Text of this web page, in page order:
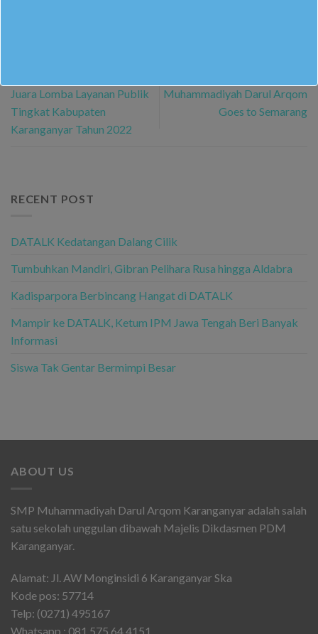
Juara Lomba Layanan Publik
Tingkat Kabupaten
Karanganyar Tahun 2022
Muhammadiyah Darul Arqom
Goes to Semarang
RECENT POST
DATALK Kedatangan Dalang Cilik
Tumbuhkan Mandiri, Gibran Pelihara Rusa hingga Aldabra
Kadisparpora Berbincang Hangat di DATALK
Mampir ke DATALK, Ketum IPM Jawa Tengah Beri Banyak
Informasi
Siswa Tak Gentar Bermimpi Besar
ABOUT US
SMP Muhammadiyah Darul Arqom Karanganyar adalah salah
satu sekolah unggulan dibawah Majelis Dikdasmen PDM
Karanganyar.
Alamat: Jl. AW Monginsidi 6 Karanganyar Ska
Kode pos: 57714
Telp: (0271) 495167
Whatsapp : 081 575 64 4151